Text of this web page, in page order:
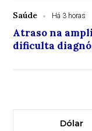
Saúde Há 3 horas
Atraso na
dificulta
Dólar